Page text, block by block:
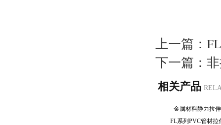
上一篇：
下一篇：
相关产品
金属材料静力拉
FL系列PVC管材